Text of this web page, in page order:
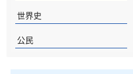
世界史
公民